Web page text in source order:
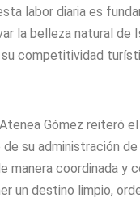
labor diaria es
la belleza natural de
competitividad
Gómez reiteró el
su administración de
manera coordinada y
un destino limpio,